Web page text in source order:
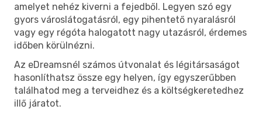
amelyet nehéz kiverni a fejedből. Legyen szó egy
gyors városlátogatásról, egy pihentető nyaralásról
vagy egy régóta halogatott nagy utazásról, érdemes
időben körülnézni.
Az eDreamsnél számos útvonalat és légitársaságot
hasonlíthatsz össze egy helyen, így egyszerűbben
találhatod meg a terveidhez és a költségkeretedhez
illő járatot.